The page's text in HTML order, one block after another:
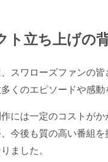
ト立ち上げの
、スワローズファンの
くのエピソードや感動
には一定のコストが
今後も質の高い番組
ました。